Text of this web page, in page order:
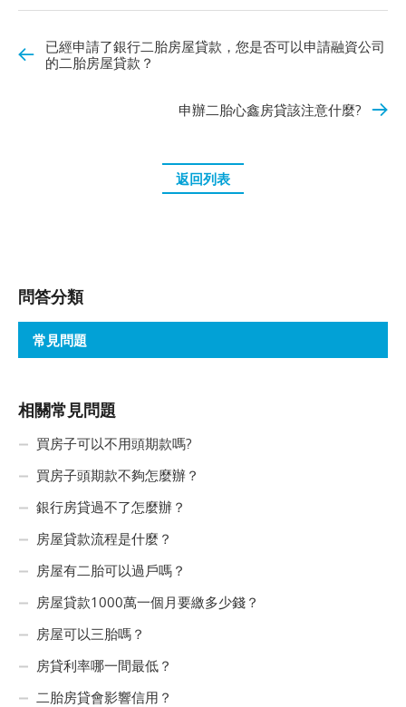
已經申請了銀行二胎房屋貸款，您是否可以申請融資公司
的二胎房屋貸款？
申辦二胎心鑫房貸該注意什麼?
返回列表
問答分類
常見問題
相關常見問題
買房子可以不用頭期款嗎?
買房子頭期款不夠怎麼辦？
銀行房貸過不了怎麼辦？
房屋貸款流程是什麼？
房屋有二胎可以過戶嗎？
房屋貸款1000萬一個月要繳多少錢？
房屋可以三胎嗎？
房貸利率哪一間最低？
二胎房貸會影響信用？